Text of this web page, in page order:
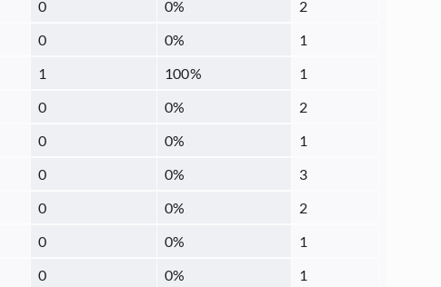
0 0%
2
0 0%
1
1 100%
1
0 0%
2
0 0%
1
0 0%
3
0 0%
2
0 0%
1
0 0%
1